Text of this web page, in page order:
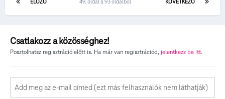
ELŐZŐ KÖVETKEZŐ
49. oldal a 93 oldalból
Csatlakozz a közösséghez!
Posztolhatsz regisztráció előtt is. Ha már van regisztrációd, jelentkezz be itt.